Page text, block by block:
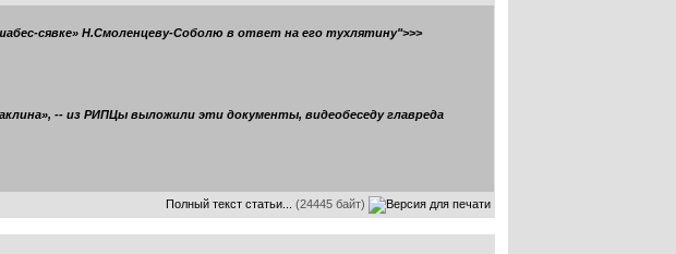
сявке» Н.Смоленцеву-Соболю в ответ на его тухлятину">>>
-- из РИПЦы выложили эти документы, видеобеседу главреда
Полный текст статьи... (24445 байт)